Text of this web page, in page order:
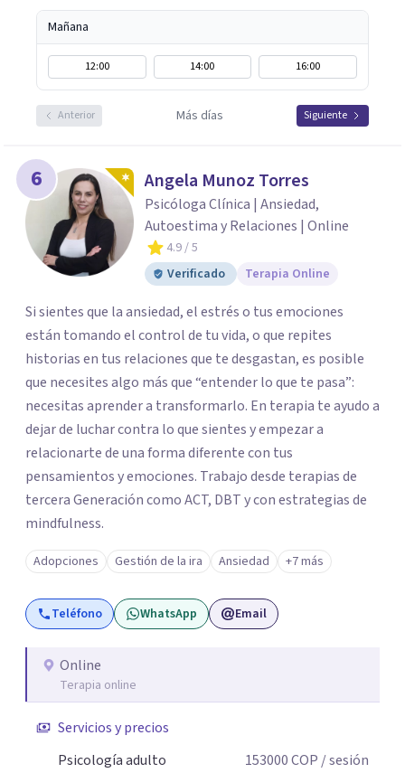
Mañana
12:00 14:00 16:00
Anterior Más días Siguiente
6 Angela Munoz Torres
Psicóloga Clínica | Ansiedad,
Autoestima y Relaciones | Online
4.9/ 5
Verificado
Terapia Online
Si sientes que la ansiedad, el estrés o tus emociones
están tomando el control de tu vida, o que repites
historias en tus relaciones que te desgastan, es posible
que necesites algo más que “entender lo que te pasa”:
necesitas aprender a transformarlo. En terapia te ayudo a
dejar de luchar contra lo que sientes y empezar a
relacionarte de una forma diferente con tus
pensamientos y emociones. Trabajo desde terapias de
tercera Generación como ACT, DBT y con estrategias de
mindfulness.
Adopciones Gestión de la ira Ansiedad +7 más
Teléfono WhatsApp Email
Online
Terapia online
Servicios y precios
Psicología adulto
153000COP / sesión